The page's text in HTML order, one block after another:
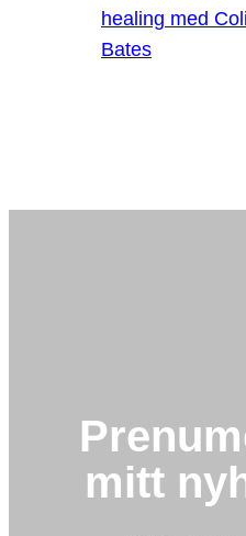
healing med
Bates
mitt